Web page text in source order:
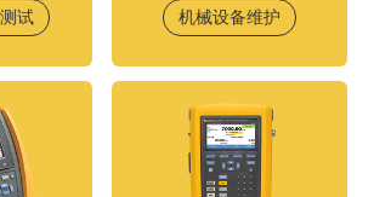
试 机械设备维护